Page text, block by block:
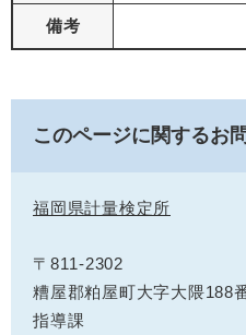
備考
このページに関するお
福岡県計量検定所
〒811-2302
糟屋郡粕屋町大字大隈188
指導課